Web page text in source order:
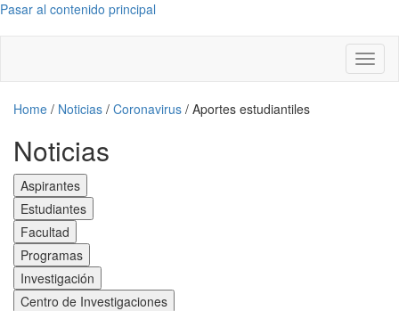
Pasar al contenido principal
Home / Noticias / Coronavirus / Aportes estudiantiles
Noticias
Aspirantes
Estudiantes
Facultad
Programas
Investigación
Centro de Investigaciones